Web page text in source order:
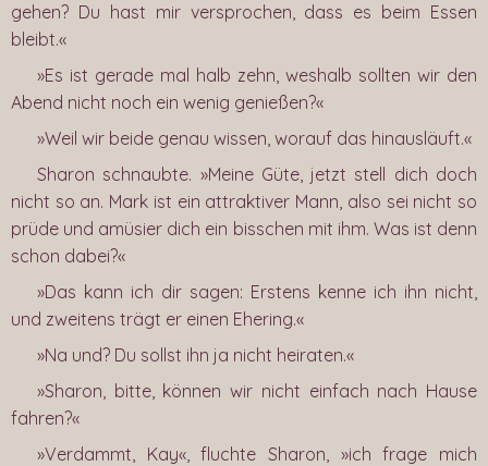
gehen? Du hast mir versprochen, dass es beim Essen
bleibt.«
»Es ist gerade mal halb zehn, weshalb sollten wir den
Abend nicht noch ein wenig genießen?«
»Weil wir beide genau wissen, worauf das hinausläuft.«
Sharon schnaubte. »Meine Güte, jetzt stell dich doch
nicht so an. Mark ist ein attraktiver Mann, also sei nicht so
prüde und amüsier dich ein bisschen mit ihm. Was ist denn
schon dabei?«
»Das kann ich dir sagen: Erstens kenne ich ihn nicht,
und zweitens trägt er einen Ehering.«
»Na und? Du sollst ihn ja nicht heiraten.«
»Sharon, bitte, können wir nicht einfach nach Hause
fahren?«
»Verdammt, Kay«, fluchte Sharon, »ich frage mich